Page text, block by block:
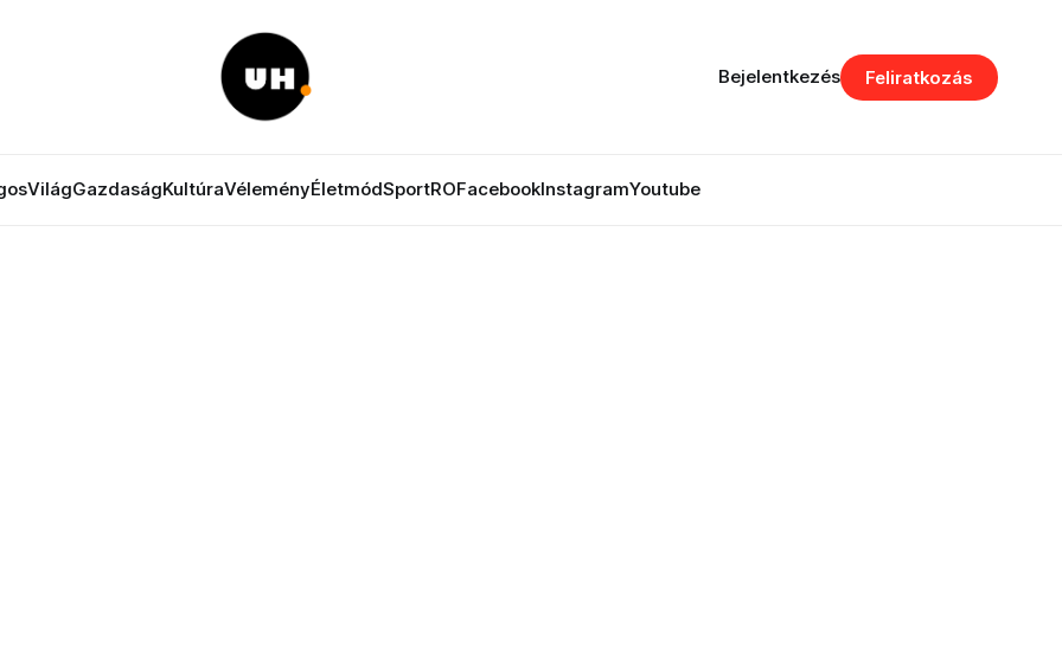
VilágGazdaságKultúraVéleményÉletmódSportROFacebookInstagramYoutube
Bejelentkezés Feliratkozás